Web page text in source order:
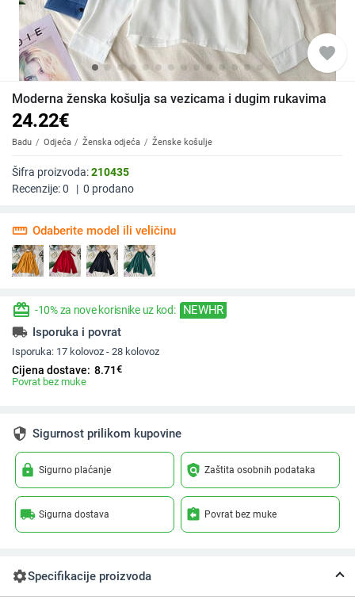
favorite
Moderna ženska košulja sa vezicama i dugim rukavima
24.22€
Badu Odjeća Ženska odjeća Ženske košulje
Šifra proizvoda:210435
Recenzije:0 | 0 prodano
straighten Odaberite model ili veličinu
redeem -10% za nove korisnike uz kod: NEWHR
local_shipping Isporuka i povrat
Isporuka: 17 kolovoz - 28 kolovoz
Cijena dostave: 8.71€
Povrat bez muke
security Sigurnost prilikom kupovine
lock Sigurno plaćanje policy Zaštita osobnih podataka
local_shipping Sigurna dostava assignment_return Povrat bez muke
settingsSpecifikacije proizvoda